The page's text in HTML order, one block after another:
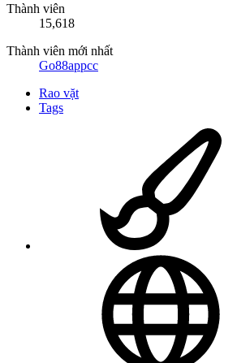
Thành viên
15,618
Thành viên mới nhất
Go88appcc
Rao vặt
Tags